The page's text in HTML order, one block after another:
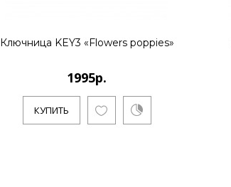
Ключница KEY3 «Flowers poppies»
1995р.
КУПИТЬ